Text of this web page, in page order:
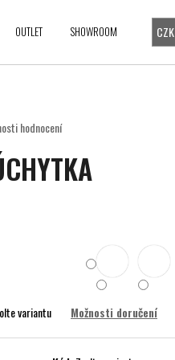
OUTLET SHOWROOM CZK
hodnocení
variantu Možnosti doručení